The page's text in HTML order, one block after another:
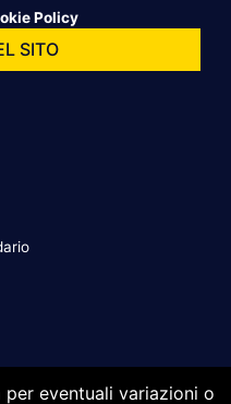
Policy
SITO
eventuali variazioni o